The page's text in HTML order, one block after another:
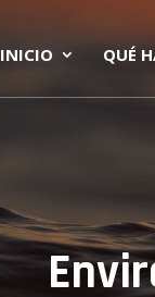
INICIO QUÉ